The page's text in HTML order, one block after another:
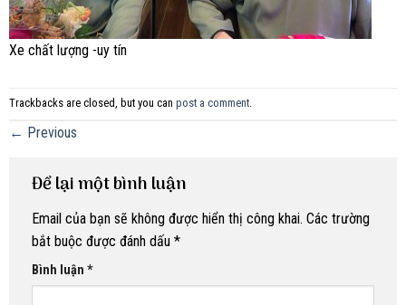
Xe chất lượng -uy tín
Trackbacks are closed, but you can post a comment.
← Previous
Để lại một bình luận
Email của bạn sẽ không được hiển thị công khai. Các trường
bắt buộc được đánh dấu *
Bình luận *